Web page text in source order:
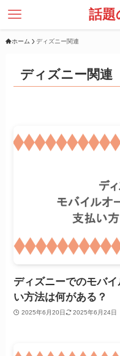
話題
ホーム ディズニー関連
ディズニー関連
ディズニーでのモバ
い方法は何がある？
2025年6月20日 2025年6月24日